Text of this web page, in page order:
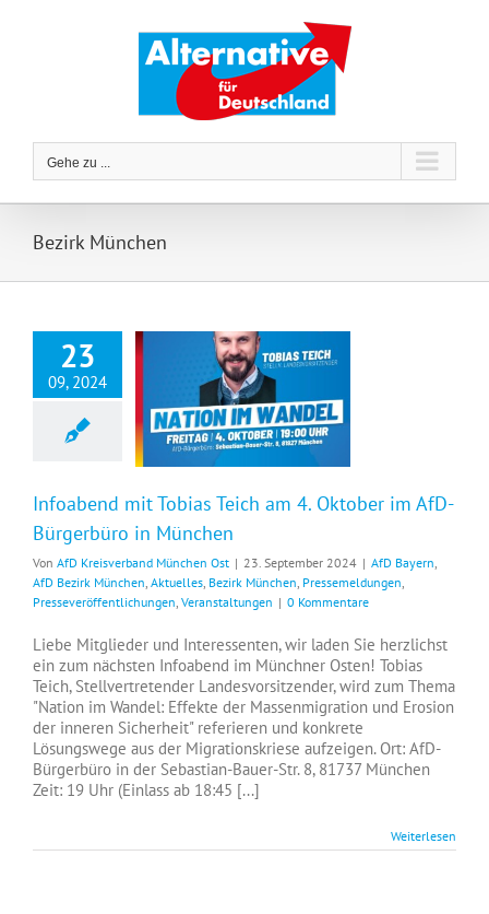
Gehe zu ...
Bezirk München
23
09, 2024
Infoabend mit Tobias Teich am 4. Oktober im AfD-
Bürgerbüro in München
Von AfD Kreisverband München Ost | 23. September 2024 | AfD Bayern,
AfD Bezirk München, Aktuelles, Bezirk München, Pressemeldungen,
Presseveröffentlichungen, Veranstaltungen | 0 Kommentare
Liebe Mitglieder und Interessenten, wir laden Sie herzlichst
ein zum nächsten Infoabend im Münchner Osten! Tobias
Teich, Stellvertretender Landesvorsitzender, wird zum Thema
"Nation im Wandel: Effekte der Massenmigration und Erosion
der inneren Sicherheit" referieren und konkrete
Lösungswege aus der Migrationskriese aufzeigen. Ort: AfD-
Bürgerbüro in der Sebastian-Bauer-Str. 8, 81737 München
Zeit: 19 Uhr (Einlass ab 18:45 [...]
Weiterlesen